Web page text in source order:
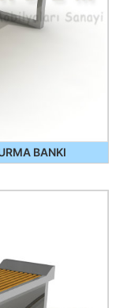
BANKI